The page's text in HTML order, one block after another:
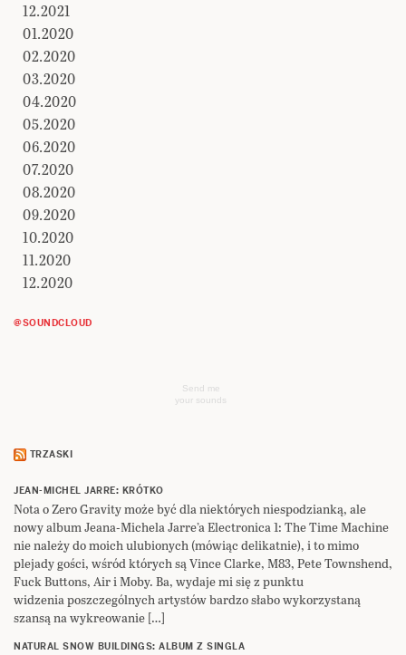
12.2021
01.2020
02.2020
03.2020
04.2020
05.2020
06.2020
07.2020
08.2020
09.2020
10.2020
11.2020
12.2020
@SOUNDCLOUD
Send me
your sounds
TRZASKI
JEAN-MICHEL JARRE: KRÓTKO
Nota o Zero Gravity może być dla niektórych niespodzianką, ale
nowy album Jeana-Michela Jarre’a Electronica 1: The Time Machine
nie należy do moich ulubionych (mówiąc delikatnie), i to mimo
plejady gości, wśród których są Vince Clarke, M83, Pete Townshend,
Fuck Buttons, Air i Moby. Ba, wydaje mi się z punktu
widzenia poszczególnych artystów bardzo słabo wykorzystaną
szansą na wykreowanie […]
NATURAL SNOW BUILDINGS: ALBUM Z SINGLA